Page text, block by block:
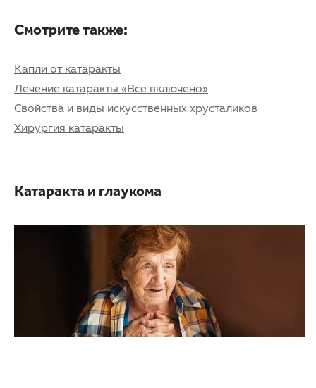
Смотрите также:
Капли от катаракты
Лечение катаракты «Все включено»
Свойства и виды искусственных хрусталиков
Хирургия катаракты
Катаракта и глаукома